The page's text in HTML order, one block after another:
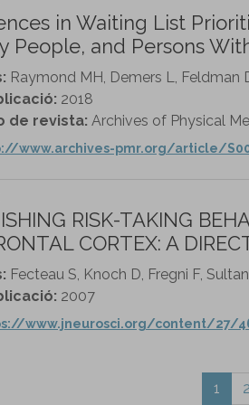
in Waiting List
People, and Persons
Raymond MH, Demers L, Feldman
2018
de revista: Archives of Physical
www.archives-pmr.org/article/
RISK-TAKING
CORTEX: A
Fecteau S, Knoch D, Fregni F,
2007
www.jneurosci.org/content/27/
1 2